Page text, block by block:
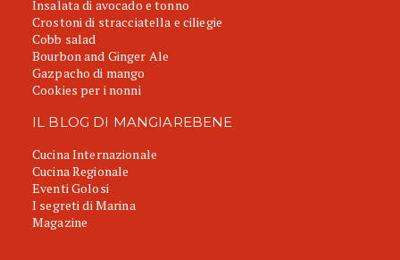
Insalata di avocado e tonno
Crostoni di stracciatella e ciliegie
Cobb salad
Bourbon and Ginger Ale
Gazpacho di mango
Cookies per i nonni
IL BLOG DI MANGIAREBENE
Cucina Internazionale
Cucina Regionale
Eventi Golosi
I segreti di Marina
Magazine